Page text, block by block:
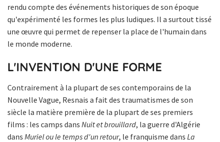
rendu compte des événements historiques de son époque
qu'expérimenté les formes les plus ludiques. Il a surtout tissé
une œuvre qui permet de repenser la place de l'humain dans
le monde moderne.
L'INVENTION D'UNE FORME
Contrairement à la plupart de ses contemporains de la
Nouvelle Vague, Resnais a fait des traumatismes de son
siècle la matière première de la plupart de ses premiers
films : les camps dans Nuit et brouillard, la guerre d'Algérie
dans Muriel ou le temps d'un retour, le franquisme dans La